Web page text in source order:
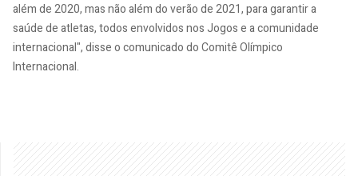
além de 2020, mas não além do verão de 2021, para garantir a
saúde de atletas, todos envolvidos nos Jogos e a comunidade
internacional", disse o comunicado do Comitê Olímpico
Internacional.